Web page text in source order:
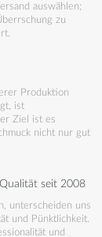
auswählen;
zu
Produktion
ist
Ziel ist es
nicht nur gut
seit 2008
unterscheiden uns
und Pünktlichkeit.
und